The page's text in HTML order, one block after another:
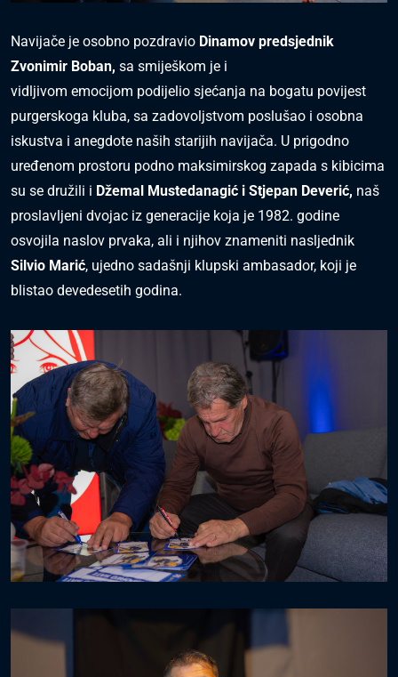
Navijače je osobno pozdravio Dinamov predsjednik
Zvonimir Boban, sa smiješkom je i
vidljivom emocijom podijelio sjećanja na bogatu povijest
purgerskoga kluba, sa zadovoljstvom poslušao i osobna
iskustva i anegdote naših starijih navijača. U prigodno
uređenom prostoru podno maksimirskog zapada s kibicima
su se družili i Džemal Mustedanagić i Stjepan Deverić, naš
proslavljeni dvojac iz generacije koja je 1982. godine
osvojila naslov prvaka, ali i njihov znameniti nasljednik
Silvio Marić, ujedno sadašnji klupski ambasador, koji je
blistao devedesetih godina.